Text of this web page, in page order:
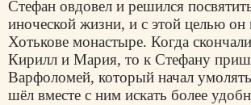
Стефан овдовел и решился
иноческой жизни, и с этой целью он
Хотькове монастыре. Когда
Кирилл и Мария, то к Стефану
Варфоломей, который начал
шёл вместе с ним искать более